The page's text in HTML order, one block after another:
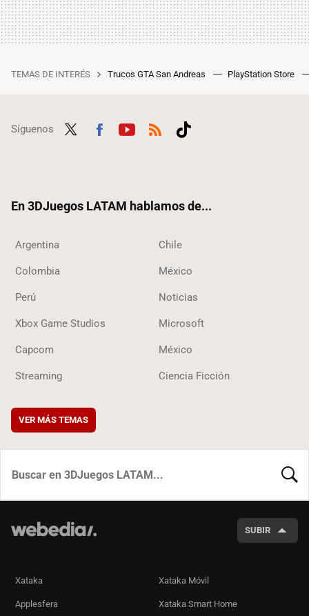
TEMAS DE INTERÉS Trucos GTA San Andreas PlayStation Store
Síguenos
En 3DJuegos LATAM hablamos de...
Argentina Chile
Colombia México
Perú Noticias
Xbox Game Studios Microsoft
Capcom México
Streaming Ciencia Ficción
VER MÁS TEMAS
SUBIR
Xataka Xataka Móvil
Applesfera Xataka Smart Home